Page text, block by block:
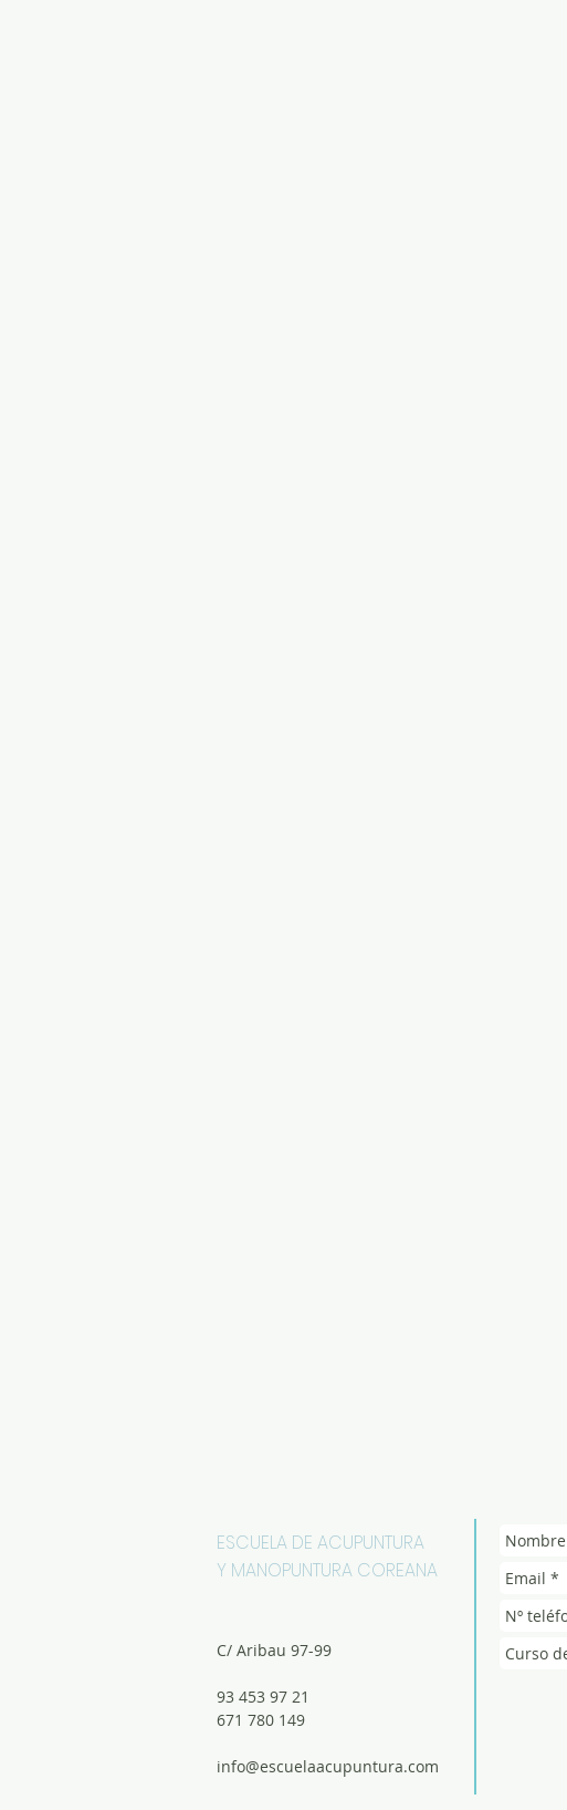
ESCUELA DE ACUPUNTURA
Y MANOPUNTURA COREANA
C/ Aribau 97-99
93 453 97 21
671 780 149
info@escuelaacupuntura.com